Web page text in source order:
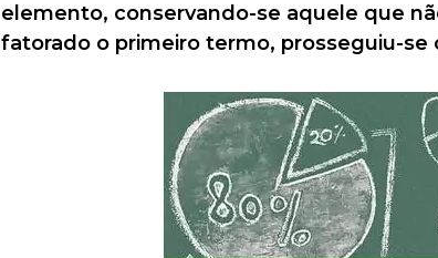
elemento, conservando-se aquele que
fatorado o primeiro termo, prosseguiu-se